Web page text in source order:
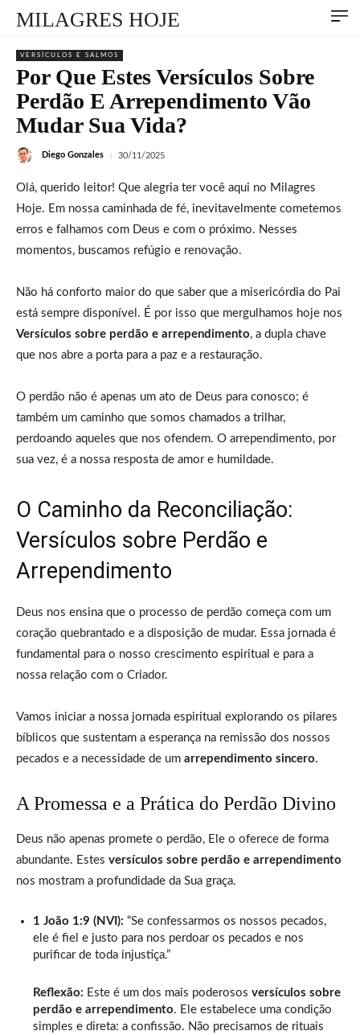
MILAGRES HOJE
VERSÍCULOS E SALMOS
Por Que Estes Versículos Sobre
Perdão E Arrependimento Vão
Mudar Sua Vida?
Diego Gonzales 30/11/2025
Olá, querido leitor! Que alegria ter você aqui no Milagres
Hoje. Em nossa caminhada de fé, inevitavelmente cometemos
erros e falhamos com Deus e com o próximo. Nesses
momentos, buscamos refúgio e renovação.
Não há conforto maior do que saber que a misericórdia do Pai
está sempre disponível. É por isso que mergulhamos hoje nos
Versículos sobre perdão e arrependimento, a dupla chave
que nos abre a porta para a paz e a restauração.
O perdão não é apenas um ato de Deus para conosco; é
também um caminho que somos chamados a trilhar,
perdoando aqueles que nos ofendem. O arrependimento, por
sua vez, é a nossa resposta de amor e humildade.
O Caminho da Reconciliação:
Versículos sobre Perdão e
Arrependimento
Deus nos ensina que o processo de perdão começa com um
coração quebrantado e a disposição de mudar. Essa jornada é
fundamental para o nosso crescimento espiritual e para a
nossa relação com o Criador.
Vamos iniciar a nossa jornada espiritual explorando os pilares
bíblicos que sustentam a esperança na remissão dos nossos
pecados e a necessidade de um arrependimento sincero.
A Promessa e a Prática do Perdão Divino
Deus não apenas promete o perdão, Ele o oferece de forma
abundante. Estes versículos sobre perdão e arrependimento
nos mostram a profundidade da Sua graça.
1 João 1:9 (NVI): “Se confessarmos os nossos pecados,
ele é fiel e justo para nos perdoar os pecados e nos
purificar de toda injustiça.”
Reflexão: Este é um dos mais poderosos versículos sobre
perdão e arrependimento. Ele estabelece uma condição
simples e direta: a confissão. Não precisamos de rituais